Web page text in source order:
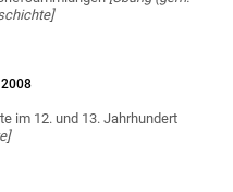
im 12. und 13. Jahrhundert